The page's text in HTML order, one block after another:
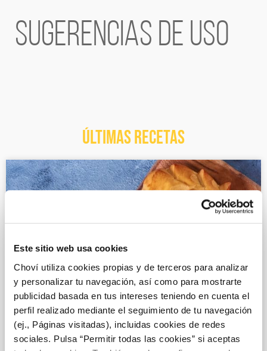
Este sitio web usa cookies
Choví utiliza cookies propias y de terceros para analizar
y personalizar tu navegación, así como para mostrarte
publicidad basada en tus intereses teniendo en cuenta el
perfil realizado mediante el seguimiento de tu navegación
(ej., Páginas visitadas), incluidas cookies de redes
sociales. Pulsa “Permitir todas las cookies” si aceptas
SUGERENCIAS DE USO
ÚLTIMAS RECETAS
RECETAS CON CARNE PICADA
Empanada de carne con salsa de tomate